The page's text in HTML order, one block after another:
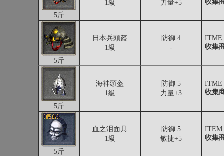
5斤
1級
力量+5
收集
5斤
日本兵頭盔
1級
防御 4
-
收集
5斤
海神頭盔
1級
防御 5
力量+3
收集
5斤
血之泪面具
1級
防御 5
敏捷+5
收集